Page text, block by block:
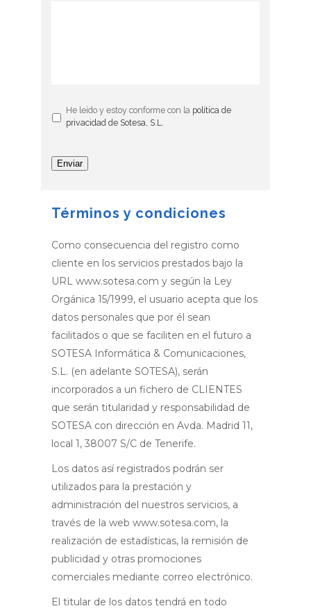
He leído y estoy conforme con la política de
privacidad de Sotesa, S.L.
Enviar
Términos y condiciones
Como consecuencia del registro como
cliente en los servicios prestados bajo la
URL www.sotesa.com y según la Ley
Orgánica 15/1999, el usuario acepta que los
datos personales que por él sean
facilitados o que se faciliten en el futuro a
SOTESA Informática & Comunicaciones,
S.L. (en adelante SOTESA), serán
incorporados a un fichero de CLIENTES
que serán titularidad y responsabilidad de
SOTESA con dirección en Avda. Madrid 11,
local 1, 38007 S/C de Tenerife.
Los datos así registrados podrán ser
utilizados para la prestación y
administración del nuestros servicios, a
través de la web www.sotesa.com, la
realización de estadísticas, la remisión de
publicidad y otras promociones
comerciales mediante correo electrónico.
El titular de los datos tendrá en todo